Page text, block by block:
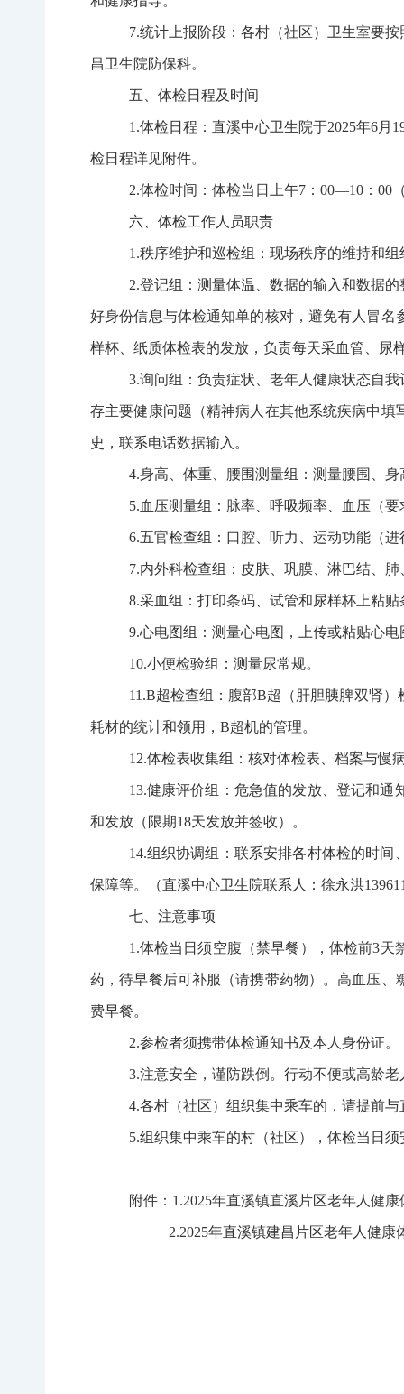
7.统计上报阶段：各村（社区）卫生室要
昌卫生院防保科。
五、体检日程及时间
1 .体检日程：直溪中心卫生院于2025年6月
检日程详见附件。
2.体检时间：体检当日上午7： 00—10： 00
六、体检工作人员职责
1 .秩序维护和巡检组：现场秩序的维持和
2.登记组：测量体温、数据的输入和数据
好身份信息与体检通知单的核对，避免有人冒
样杯、纸质体检表的发放，负责每天采血管、尿
3.询问组：负责症状、老年人健康状态自
存主要健康问题（精神病人在其他系统疾病中
史，联系电话数据输入。
4.身高、体重、腰围测量组：测量腰围、
5.血压测量组：脉率、呼吸频率、血压（
6.五官检查组：口腔、听力、运动功能（
7.内外科检查组：皮肤、巩膜、淋巴结、
8.采血组：打印条码、试管和尿样杯上粘
9.心电图组：测量心电图，上传或粘贴心
10.小便检验组：测量尿常规。
11 .B超检查组：腹部B超（肝胆胰脾双肾）
耗材的统计和领用， B超机的管理。
12.体检表收集组：核对体检表、档案与慢
13.健康评价组：危急值的发放、登记和通
和发放（限期18天发放并签收）。
14.组织协调组：联系安排各村体检的时间
保障等。（直溪中心卫生院联系人：徐永洪
七、注意事项
1.体检当日须空腹（禁早餐），体检前3天
药，待早餐后可补服（请携带药物）。高血压
费早餐。
2.参检者须携带体检通知书及本人身份证。
3.注意安全，谨防跌倒。行动不便或高龄
4.各村（社区）组织集中乘车的，请提前
5.组织集中乘车的村（社区），体检当日
附件： 1 .2025年直溪镇直溪片区老年人健
2.2025年直溪镇建昌片区老年人健康